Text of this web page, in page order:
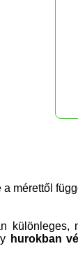
mérettől
különleges,
hurokban